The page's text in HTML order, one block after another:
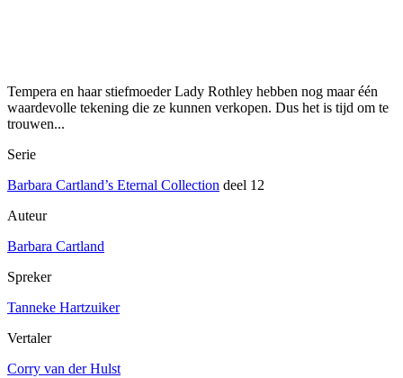
Tempera en haar stiefmoeder Lady Rothley hebben nog maar één
waardevolle tekening die ze kunnen verkopen. Dus het is tijd om te
trouwen...
Serie
Barbara Cartland’s Eternal Collection deel 12
Auteur
Barbara Cartland
Spreker
Tanneke Hartzuiker
Vertaler
Corry van der Hulst